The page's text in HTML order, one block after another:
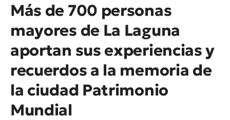
Más de 700 personas
mayores de La Laguna
aportan sus experiencias y
recuerdos a la memoria de
la ciudad Patrimonio
Mundial